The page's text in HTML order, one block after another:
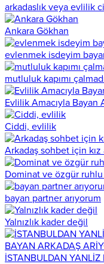
arkadaslık veya evlilik
Ankara Gökhan
evlenmek isdeyim
mutluluk kapımı
Evlilik Amacıyla Bayan
Ciddi, evlilik
Arkadaş sohbet için kız
Dominat ve özgür
bayan partner arıyorum
Yalnızlık kader değil
İSTANBULDAN